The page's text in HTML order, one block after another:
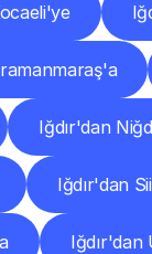
Iğdır'dan
Iğdır'dan
Iğdır'dan